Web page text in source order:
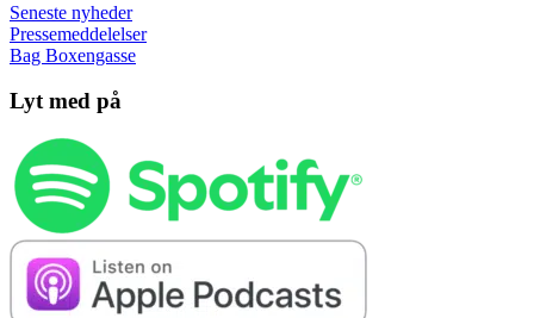
Seneste nyheder
Pressemeddelelser
Bag Boxengasse
Lyt med på